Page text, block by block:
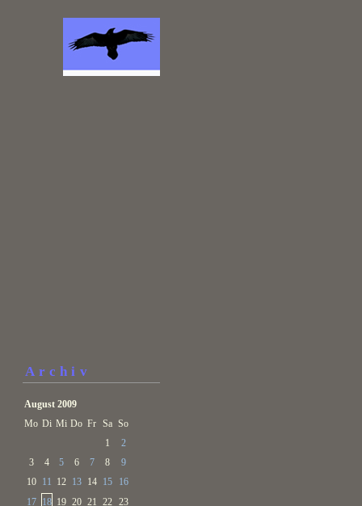
Archiv
August 2009
Mo Di Mi Do Fr Sa So
1
2
3
4 5 6 7 8
9
10
11 12 13 14 15
16
17
18 19 20 21 22 23